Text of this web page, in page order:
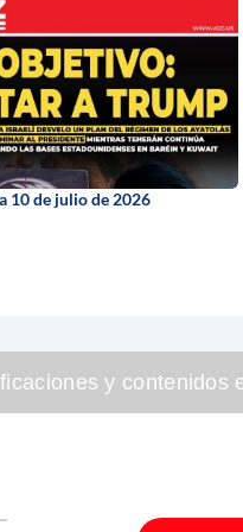
10 de julio de 2026
y contenidos